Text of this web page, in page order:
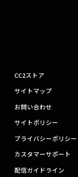
CC2ストア
サイトマップ
お問い合わせ
サイトポリシー
プライバシーポリシー
カスタマーサポート
配信ガイドライン